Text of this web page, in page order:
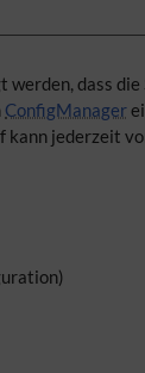
dass
ConfigManager
jederzeit